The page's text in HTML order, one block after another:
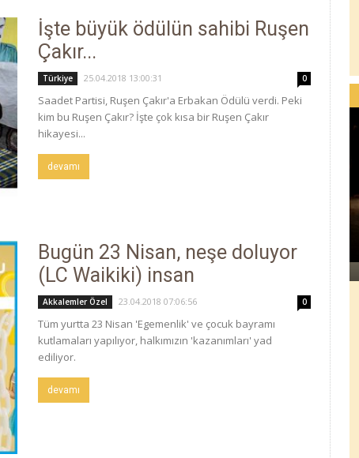
İşte büyük ödülün sahibi Ruşen
Çakır...
Türkiye 25.04.2018 13:00:31 0
Saadet Partisi, Ruşen Çakır'a Erbakan Ödülü verdi. Peki
kim bu Ruşen Çakır? İşte çok kısa bir Ruşen Çakır
hikayesi...
devamı
Bugün 23 Nisan, neşe doluyor
(LC Waikiki) insan
Akkalemler Özel 23.04.2018 07:06:56 0
Tüm yurtta 23 Nisan 'Egemenlik' ve çocuk bayramı
kutlamaları yapılıyor, halkımızın 'kazanımları' yad
ediliyor.
devamı